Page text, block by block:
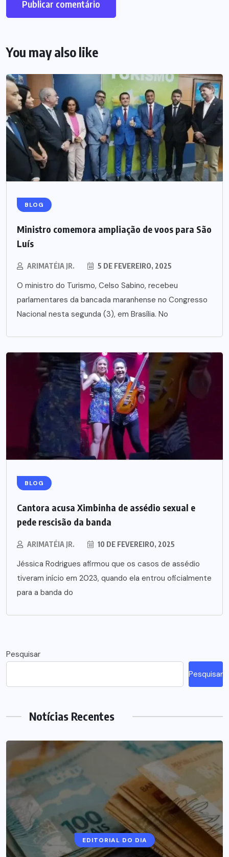
You may also like
BLOG
Ministro comemora ampliação de voos para São
Luís
ARIMATÉIA JR. 5 DE FEVEREIRO, 2025
O ministro do Turismo, Celso Sabino, recebeu
parlamentares da bancada maranhense no Congresso
Nacional nesta segunda (3), em Brasília. No
BLOG
Cantora acusa Ximbinha de assédio sexual e
pede rescisão da banda
ARIMATÉIA JR. 10 DE FEVEREIRO, 2025
Jéssica Rodrigues afirmou que os casos de assédio
tiveram início em 2023, quando ela entrou oficialmente
para a banda do
Pesquisar
Pesquisar
Notícias Recentes
EDITORIAL DO DIA
NOTÍCIAS DO BRASIL